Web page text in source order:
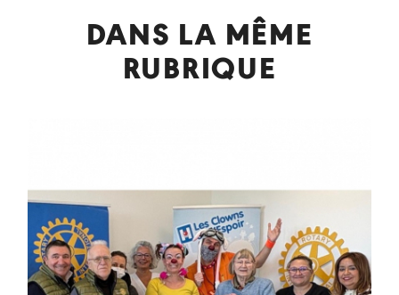
DANS LA MÊME
RUBRIQUE